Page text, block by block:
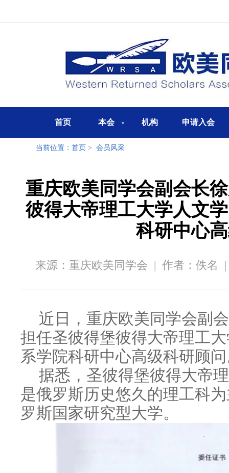
首页 本会 机构 申请入会
当前位置： 首页 > 会员风采
重庆欧美同学会副会长
彼得大帝理工大学人文
科研中心
来源：重庆欧美同学会 | 作者：佚名
近日，重庆欧美同学会副
担任圣彼得堡彼得大帝理工
系学院科研中心高级科研顾
据悉，圣彼得堡彼得大帝
是俄罗斯历史悠久的理工科
罗斯国家研究型大学。